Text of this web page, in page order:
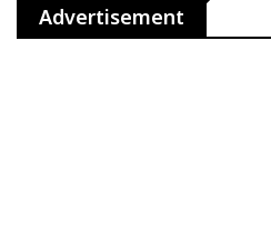
Advertisement